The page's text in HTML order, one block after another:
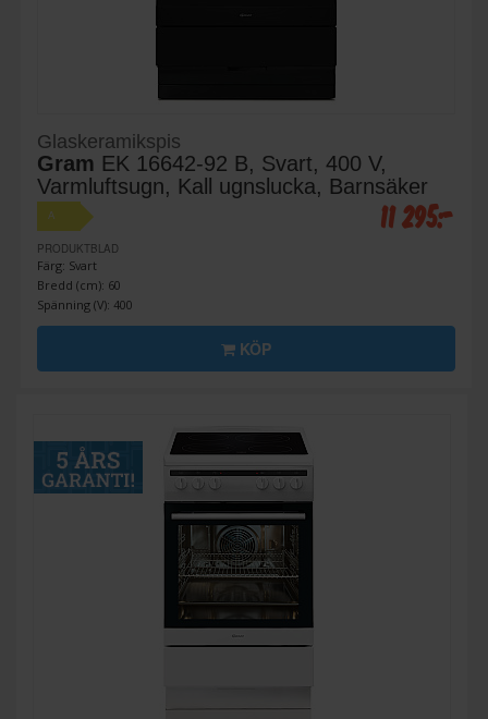
Glaskeramikspis
Gram EK 16642-92 B, Svart, 400 V,
Varmluftsugn, Kall ugnslucka, Barnsäker
A
PRODUKTBLAD
Färg: Svart
Bredd (cm): 60
Spänning (V): 400
11 295:-
KÖP